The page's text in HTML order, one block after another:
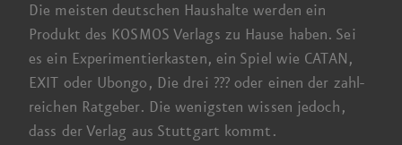
Die meisten deutschen Haus­halte werden ein
Produkt des KOSMOS Verlags zu Hause haben. Sei
es ein Experimentier­kasten, ein Spiel wie CATAN,
EXIT oder Ubongo, Die drei ??? oder einen der zahl­
reichen Ratgeber. Die wenigsten wissen jedoch,
dass der Verlag aus Stuttgart kommt.